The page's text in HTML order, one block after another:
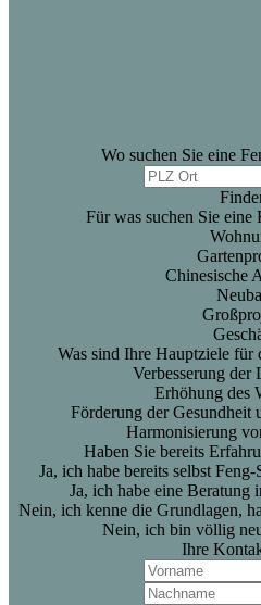
Wo suchen Sie eine
Für was suchen Sie eine
Chinesische
Was sind Ihre Hauptziele für
Verbesserung der
Erhöhung des
Förderung der Gesundheit
Harmonisierung
Haben Sie bereits
Ja, ich habe bereits selbst
Ja, ich habe eine Beratung
Nein, ich kenne die Grundlagen,
Nein, ich bin völlig
Ihre